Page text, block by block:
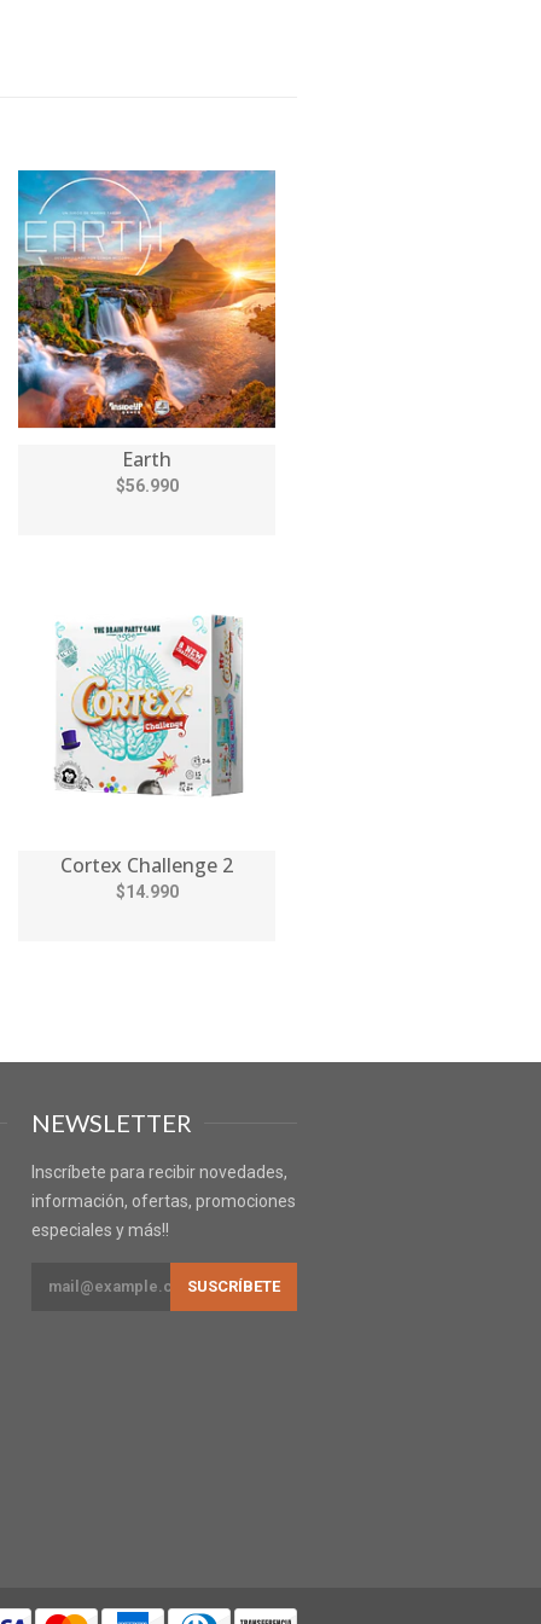
Earth
$56.990
Cortex Challenge 2
$14.990
NEWSLETTER
Inscríbete para recibir novedades,
información, ofertas, promociones
especiales y más!!